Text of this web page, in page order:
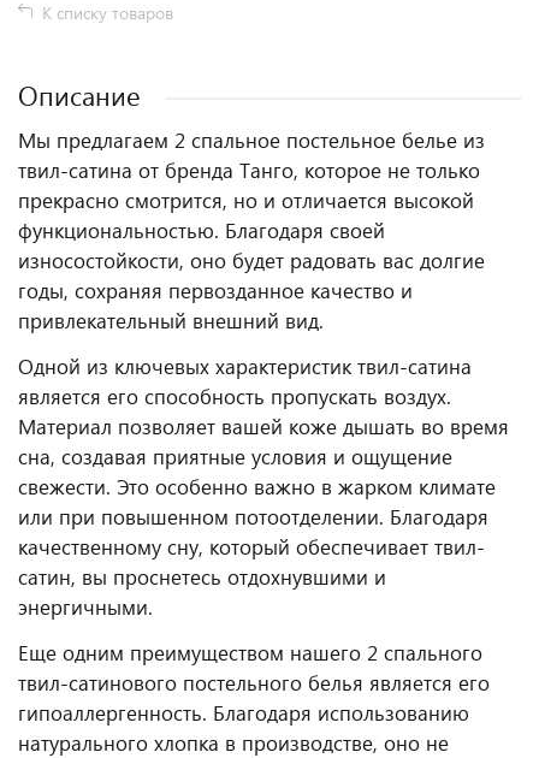
К списку товаров
Описание
Мы предлагаем 2 спальное постельное белье из
твил-сатина от бренда Танго, которое не только
прекрасно смотрится, но и отличается высокой
функциональностью. Благодаря своей
износостойкости, оно будет радовать вас долгие
годы, сохраняя первозданное качество и
привлекательный внешний вид.
Одной из ключевых характеристик твил-сатина
является его способность пропускать воздух.
Материал позволяет вашей коже дышать во время
сна, создавая приятные условия и ощущение
свежести. Это особенно важно в жарком климате
или при повышенном потоотделении. Благодаря
качественному сну, который обеспечивает твил-
сатин, вы проснетесь отдохнувшими и
энергичными.
Еще одним преимуществом нашего 2 спального
твил-сатинового постельного белья является его
гипоаллергенность. Благодаря использованию
натурального хлопка в производстве, оно не